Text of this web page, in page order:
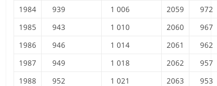
1984
939 1 006 2059
972
1985
943 1 010 2060
967
1986
946 1 014 2061
962
1987
949 1 018 2062
957
1988
952 1 021 2063
953